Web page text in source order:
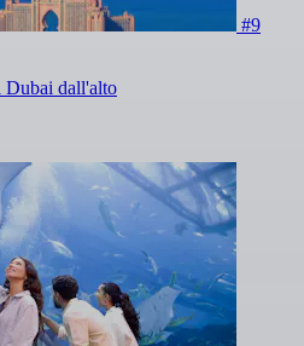
#9
Dubai dall'alto